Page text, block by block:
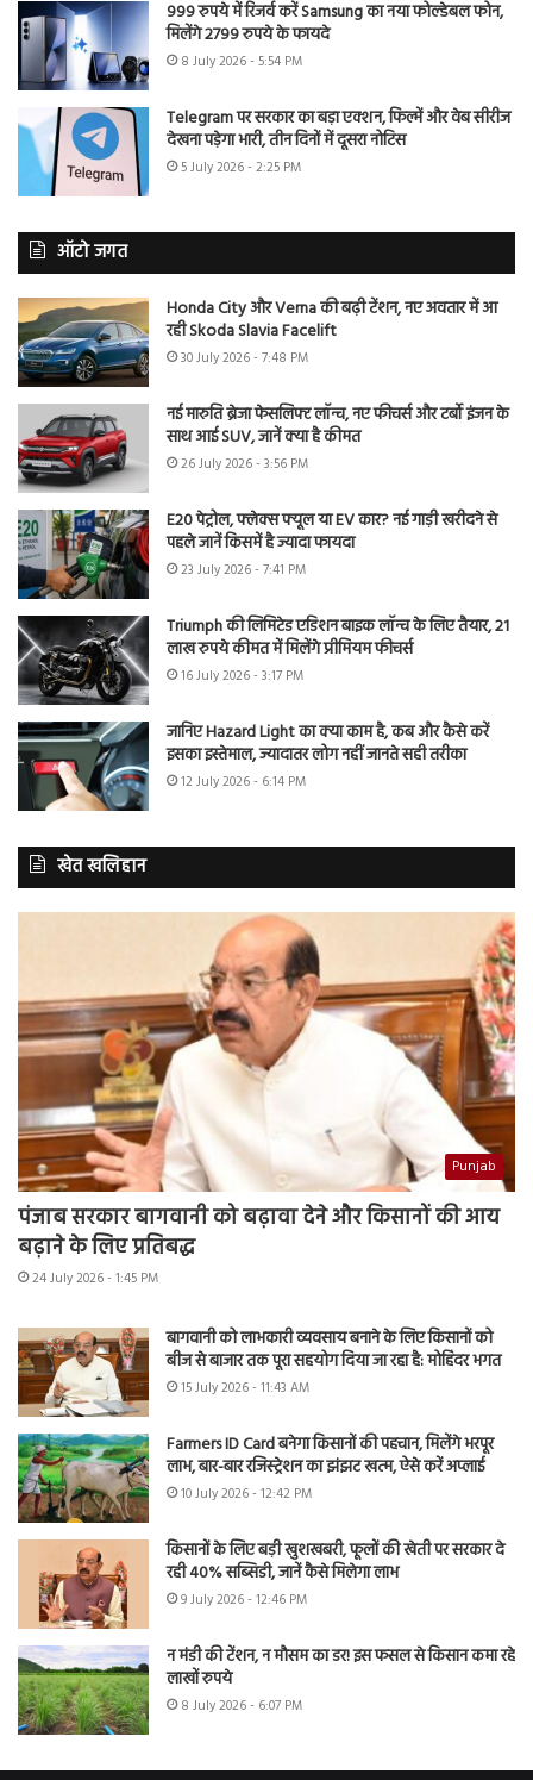
999 रुपये में रिजर्व करें Samsung का नया फोल्डेबल फोन,
मिलेंगे 2799 रुपये के फायदे
8 July 2026 - 5:54 PM
Telegram पर सरकार का बड़ा एक्शन, फिल्में और वेब सीरीज
देखना पड़ेगा भारी, तीन दिनों में दूसरा नोटिस
5 July 2026 - 2:25 PM
ऑटो जगत
Honda City और Verna की बढ़ी टेंशन, नए अवतार में आ
रही Skoda Slavia Facelift
30 July 2026 - 7:48 PM
नई मारुति ब्रेजा फेसलिफ्ट लॉन्च, नए फीचर्स और टर्बो इंजन के
साथ आई SUV, जानें क्या है कीमत
26 July 2026 - 3:56 PM
E20 पेट्रोल, फ्लेक्स फ्यूल या EV कार? नई गाड़ी खरीदने से
पहले जानें किसमें है ज्यादा फायदा
23 July 2026 - 7:41 PM
Triumph की लिमिटेड एडिशन बाइक लॉन्च के लिए तैयार, 21
लाख रुपये कीमत में मिलेंगे प्रीमियम फीचर्स
16 July 2026 - 3:17 PM
जानिए Hazard Light का क्या काम है, कब और कैसे करें
इसका इस्तेमाल, ज्यादातर लोग नहीं जानते सही तरीका
12 July 2026 - 6:14 PM
खेत खलिहान
Punjab
पंजाब सरकार बागवानी को बढ़ावा देने और किसानों की आय
बढ़ाने के लिए प्रतिबद्ध
24 July 2026 - 1:45 PM
बागवानी को लाभकारी व्यवसाय बनाने के लिए किसानों को
बीज से बाजार तक पूरा सहयोग दिया जा रहा है: मोहिंदर भगत
15 July 2026 - 11:43 AM
Farmers ID Card बनेगा किसानों की पहचान, मिलेंगे भरपूर
लाभ, बार-बार रजिस्ट्रेशन का झंझट खत्म, ऐसे करें अप्लाई
10 July 2026 - 12:42 PM
किसानों के लिए बड़ी खुशखबरी, फूलों की खेती पर सरकार दे
रही 40% सब्सिडी, जानें कैसे मिलेगा लाभ
9 July 2026 - 12:46 PM
न मंडी की टेंशन, न मौसम का डर! इस फसल से किसान कमा रहे
लाखों रुपये
8 July 2026 - 6:07 PM